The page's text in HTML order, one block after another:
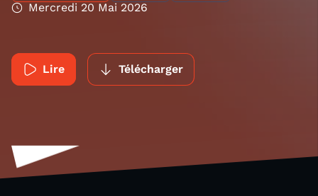
Mercredi 20 Mai 2026
Lire Télécharger